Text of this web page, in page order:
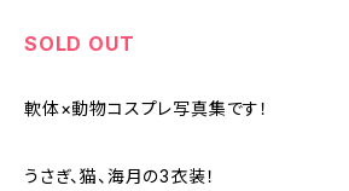
SOLD OUT
軟体×動物コスプレ写真集です！
うさぎ、猫、海月の3衣装！